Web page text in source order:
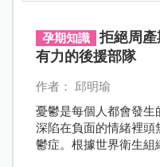
需要服用安眠藥來助
透過適度運動、睡前減
減少咖啡因等方式之外
素來幫助改善孕期睡眠
攝取「肌醇」有助提升
效率等重要指標，讓
好，也更能維持孕期好
孕期知識
拒絕周
有力的後援部隊
作者： 邱明瑜
憂鬱是每個人都會發生
深陷在負面的情緒裡
鬱症。根據世界衛生組